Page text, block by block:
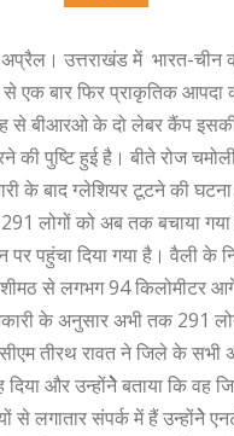
उत्तराखंड में भारत-चीन
एक बार फिर प्राकृतिक आपदा
से बीआरओ के दो लेबर कैंप
की पुष्टि हुई है। बीते रोज
के बाद ग्लेशियर टूटने की
लोगों को अब तक बचाया
पर पहुंचा दिया गया है। वैली के
से लगभग 94 किलोमीटर
के अनुसार अभी तक 291
तीरथ रावत ने जिले के सभी
और उन्होंनेेेेेे बताया कि वह
से लगातार संपर्क में हैं उन्होंनेेे